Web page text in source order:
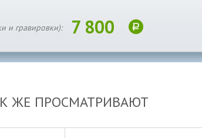
и гравировки): 7 800
ЖЕ ПРОСМАТРИВАЮТ